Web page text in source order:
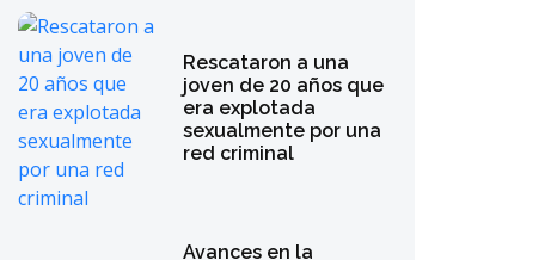
Rescataron a una
joven de 20 años que
era explotada
sexualmente por una
red criminal
Avances en la